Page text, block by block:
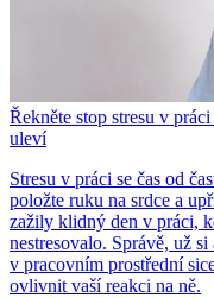
Řekněte stop stresu v
uleví
Stresu v práci se čas od
položte ruku na srdce a
zažily klidný den v práci,
nestresovalo. Správě, už
v pracovním prostřední
ovlivnit vaší reakci na ně.